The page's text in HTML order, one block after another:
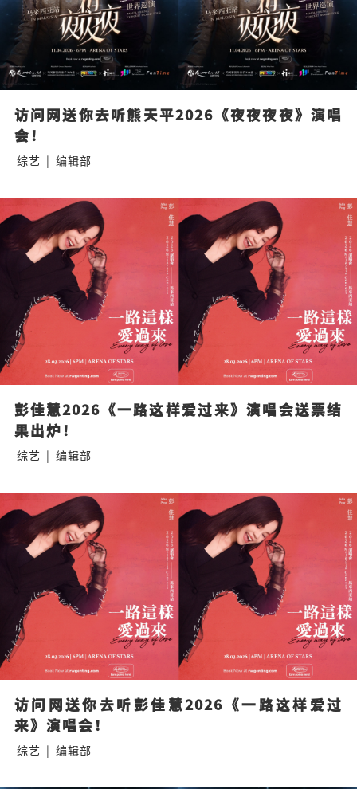
访问网送你去听熊天平2026《夜夜夜夜》演唱
会！
综艺 | 编辑部
彭佳慧2026《一路这样爱过来》演唱会送票结
果出炉！
综艺 | 编辑部
访问网送你去听彭佳慧2026《一路这样爱过
来》演唱会！
综艺 | 编辑部